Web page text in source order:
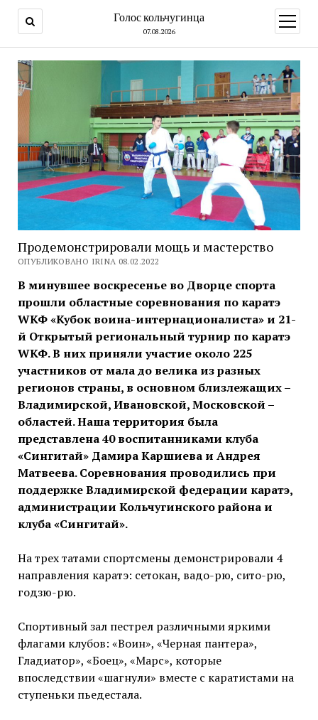
Голос кольчугинца
07.08.2026
меню
Продемонстрировали мощь и мастерство
ОПУБЛИКОВАНО IRINA 08.02.2022
В минувшее воскресенье во Дворце спорта
прошли областные соревнования по каратэ
WКФ «Кубок воина-интернационалиста» и 21-
й Открытый региональный турнир по каратэ
WКФ. В них приняли участие около 225
участников от мала до велика из разных
регионов страны, в основном близлежащих –
Владимирской, Ивановской, Московской –
областей. Наша территория была
представлена 40 воспитанниками клуба
«Сингитай» Дамира Каршиева и Андрея
Матвеева. Соревнования проводились при
поддержке Владимирской федерации каратэ,
администрации Кольчугинского района и
клуба «Сингитай».
На трех татами спортсмены демонстрировали 4
направления каратэ: сетокан, вадо-рю, сито-рю,
годзю-рю.
Спортивный зал пестрел различными яркими
флагами клубов: «Воин», «Черная пантера»,
Гладиатор», «Боец», «Марс», которые
впоследствии «шагнули» вместе с каратистами на
ступеньки пьедестала.